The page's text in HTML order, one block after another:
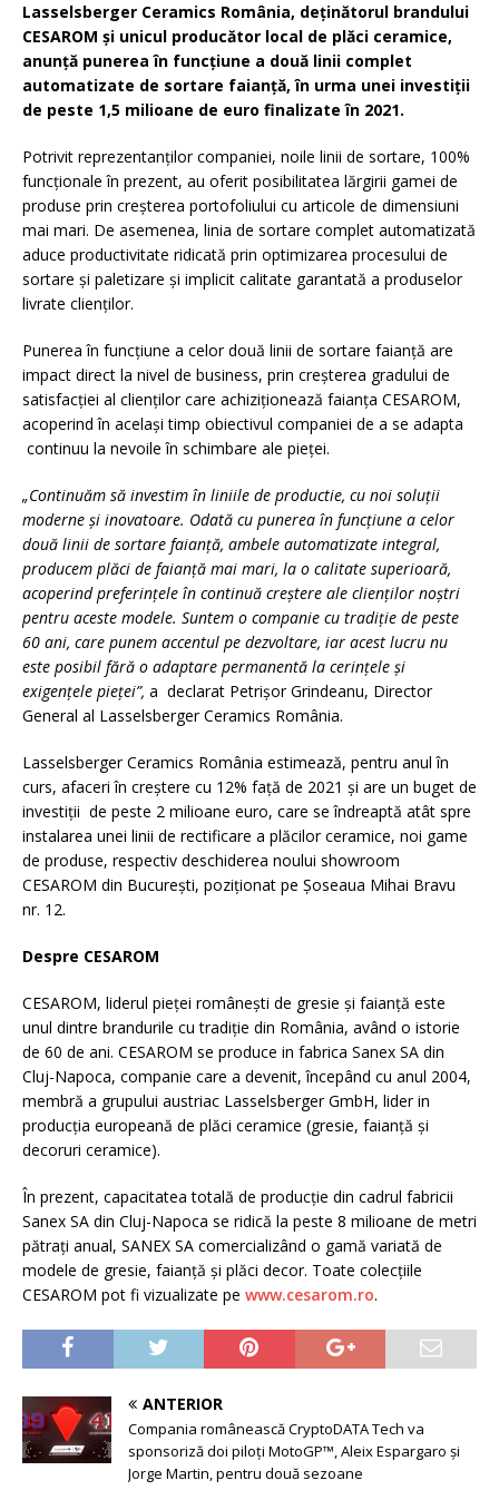
Lasselsberger Ceramics România, deținătorul brandului
CESAROM și unicul producător local de plăci ceramice,
anunță punerea în funcțiune a două linii complet
automatizate de sortare faianță, în urma unei investiții
de peste 1,5 milioane de euro finalizate în 2021.
Potrivit reprezentanților companiei, noile linii de sortare, 100%
funcționale în prezent, au oferit posibilitatea lărgirii gamei de
produse prin creșterea portofoliului cu articole de dimensiuni
mai mari. De asemenea, linia de sortare complet automatizată
aduce productivitate ridicată prin optimizarea procesului de
sortare și paletizare și implicit calitate garantată a produselor
livrate clienților.
Punerea în funcțiune a celor două linii de sortare faianță are
impact direct la nivel de business, prin creșterea gradului de
satisfacției al clienților care achiziționează faianța CESAROM,
acoperind în același timp obiectivul companiei de a se adapta
continuu la nevoile în schimbare ale pieței.
„Continuăm să investim în liniile de productie, cu noi soluții
moderne și inovatoare. Odată cu punerea în funcțiune a celor
două linii de sortare faianță, ambele automatizate integral,
producem plăci de faianță mai mari, la o calitate superioară,
acoperind preferințele în continuă creștere ale clienților noștri
pentru aceste modele. Suntem o companie cu tradiție de peste
60 ani, care punem accentul pe dezvoltare, iar acest lucru nu
este posibil fără o adaptare permanentă la cerințele și
exigențele pieței”, a declarat Petrișor Grindeanu, Director
General al Lasselsberger Ceramics România.
Lasselsberger Ceramics România estimează, pentru anul în
curs, afaceri în creștere cu 12% față de 2021 și are un buget de
investiții de peste 2 milioane euro, care se îndreaptă atât spre
instalarea unei linii de rectificare a plăcilor ceramice, noi game
de produse, respectiv deschiderea noului showroom
CESAROM din București, poziționat pe Șoseaua Mihai Bravu
nr. 12.
Despre CESAROM
CESAROM, liderul pieţei româneşti de gresie şi faianţă este
unul dintre brandurile cu tradiţie din România, având o istorie
de 60 de ani. CESAROM se produce in fabrica Sanex SA din
Cluj-Napoca, companie care a devenit, începând cu anul 2004,
membră a grupului austriac Lasselsberger GmbH, lider in
producţia europeană de plăci ceramice (gresie, faianţă şi
decoruri ceramice).
În prezent, capacitatea totală de producţie din cadrul fabricii
Sanex SA din Cluj-Napoca se ridică la peste 8 milioane de metri
pătraţi anual, SANEX SA comercializând o gamă variată de
modele de gresie, faianţă şi plăci decor. Toate colecţiile
CESAROM pot fi vizualizate pe www.cesarom.ro.
ANTERIOR
Compania românească CryptoDATA Tech va
sponsoriză doi piloți MotoGP™, Aleix Espargaro și
Jorge Martin, pentru două sezoane